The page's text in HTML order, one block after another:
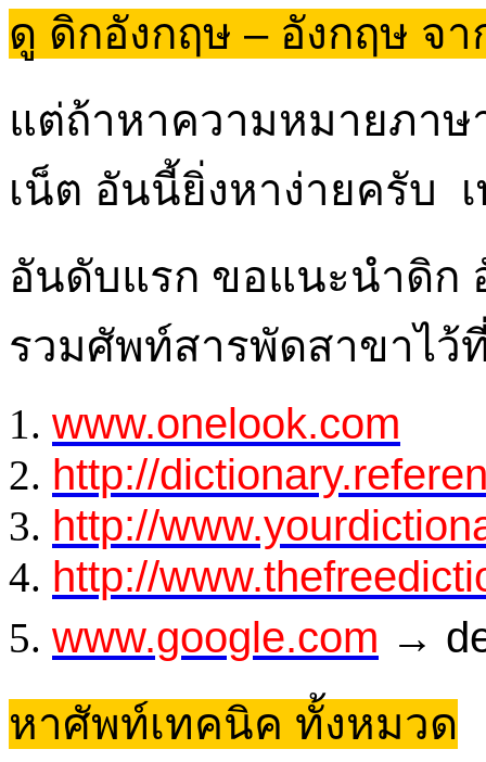
ดู ดิกอังกฤษ – อังกฤษ จา
แต่ถ้าหาความหมายภา
เน็ต อันนี้ยิ่งหาง่ายครับ เ
อันดับแรก ขอแนะนำดิก
รวมศัพท์สารพัดสาขาไว้
www.onelook.com
http://
http://
http://
www.google.com →
หาศัพท์เทคนิค ทั้งหมวด